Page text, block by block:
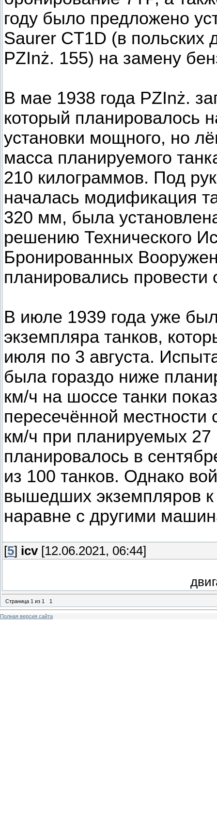
году было предложено
Saurer CT1D (в польских
PZInż. 155) на замену
В мае 1938 года PZInż.
который планировалось
установки мощного, но
масса планируемого
210 килограммов. Под
началась модификация
320 мм, была
решению Технического
Бронированных
планировались провести
В июле 1939 года уже
экземпляра танков,
июля по 3 августа.
была гораздо ниже
км/ч на шоссе танки
пересечённой местности
км/ч при планируемых
планировалось в
из 100 танков. Однако
вышедших экземпляров
наравне с другими
[5] icv[12.06.2021, 06:44]
Страница 1 из 1 1
Полная версия сайта